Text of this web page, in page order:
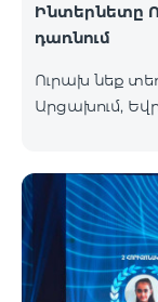
Ինտերնետը
դառնում
Ուրախ նեք
Արցախում,
ելքային
րոպե:
րոպե: SMS՝
ցանկ՝
Ավստրիա,